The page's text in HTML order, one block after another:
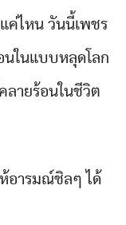
ค่ไหน วันนี้เพชร
ในแบบหลุดโลก
ลายร้อนในชีวิต
อารมณ์ชิลๆ ได้